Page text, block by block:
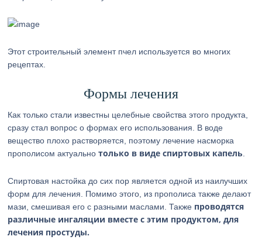
Этот строительный элемент пчел используется во многих
рецептах.
Формы лечения
Как только стали известны целебные свойства этого продукта,
сразу стал вопрос о формах его использования. В воде
вещество плохо растворяется, поэтому лечение насморка
прополисом актуальнотолько в виде спиртовых капель
Спиртовая настойка до сих пор является одной из наилучших
форм для лечения. Помимо этого, из прополиса также делают
мази, смешивая его с разными маслами. Также проводятся
различные ингаляции вместе с этим продуктом, для
лечения простуды.